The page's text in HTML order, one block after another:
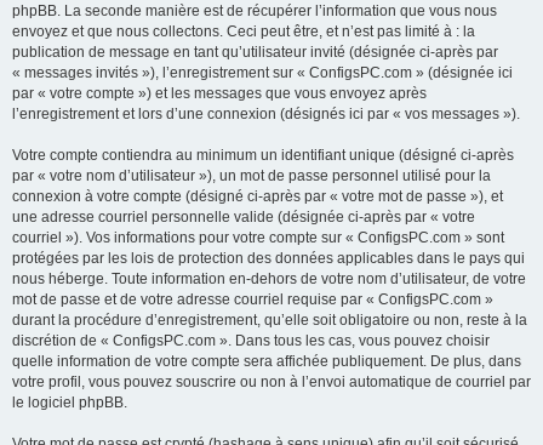
phpBB. La seconde manière est de récupérer l’information que vous nous
envoyez et que nous collectons. Ceci peut être, et n’est pas limité à : la
publication de message en tant qu’utilisateur invité (désignée ci-après par
« messages invités »), l’enregistrement sur « ConfigsPC.com » (désignée ici
par « votre compte ») et les messages que vous envoyez après
l’enregistrement et lors d’une connexion (désignés ici par « vos messages »).
Votre compte contiendra au minimum un identifiant unique (désigné ci-après
par « votre nom d’utilisateur »), un mot de passe personnel utilisé pour la
connexion à votre compte (désigné ci-après par « votre mot de passe »), et
une adresse courriel personnelle valide (désignée ci-après par « votre
courriel »). Vos informations pour votre compte sur « ConfigsPC.com » sont
protégées par les lois de protection des données applicables dans le pays qui
nous héberge. Toute information en-dehors de votre nom d’utilisateur, de votre
mot de passe et de votre adresse courriel requise par « ConfigsPC.com »
durant la procédure d’enregistrement, qu’elle soit obligatoire ou non, reste à la
discrétion de « ConfigsPC.com ». Dans tous les cas, vous pouvez choisir
quelle information de votre compte sera affichée publiquement. De plus, dans
votre profil, vous pouvez souscrire ou non à l’envoi automatique de courriel par
le logiciel phpBB.